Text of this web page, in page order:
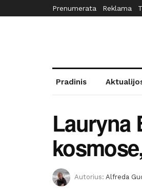
Prenumerata Reklama
Pradinis
Lauryna
Autorius: Alfreda